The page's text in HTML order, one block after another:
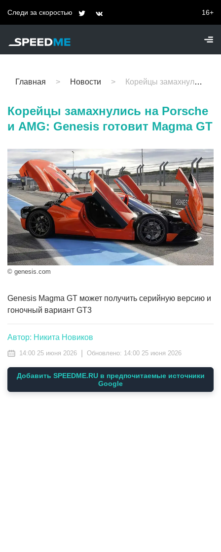
Следи за скоростью 16+
Главная Новости Корейцы замахнулись на Porsche и AMG: Genesis готовит Magma GT
Корейцы замахнулись на Porsche
и AMG: Genesis готовит Magma GT
© genesis.com
Genesis Magma GT может получить серийную версию и
гоночный вариант GT3
Автор: Никита Новиков
14:00 25 июня 2026 Обновлено: 14:00 25 июня 2026
Добавить SPEEDME.RU в предпочитаемые источники
Google